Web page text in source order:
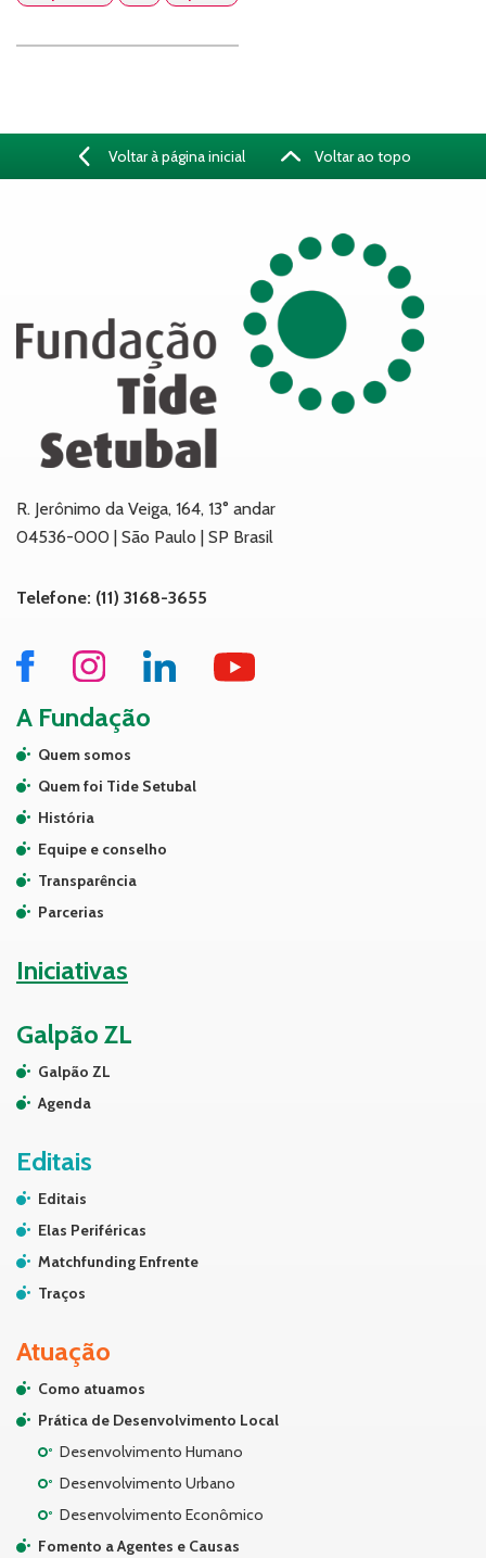
Voltar à página inicial Voltar ao topo
R. Jerônimo da Veiga, 164, 13° andar
04536-000 | São Paulo | SP Brasil
Telefone: (11) 3168-3655
A Fundação
Quem somos
Quem foi Tide Setubal
História
Equipe e conselho
Transparência
Parcerias
Iniciativas
Galpão ZL
Galpão ZL
Agenda
Editais
Editais
Elas Periféricas
Matchfunding Enfrente
Traços
Atuação
Como atuamos
Prática de Desenvolvimento Local
Desenvolvimento Humano
Desenvolvimento Urbano
Desenvolvimento Econômico
Fomento a Agentes e Causas